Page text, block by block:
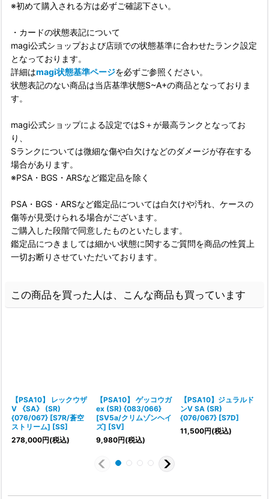
※初めて購入される方は必ずご確認下さい。
・カードの状態表記について
magi公式ショップおよび店頭での状態基準に合わせたランク設定
となっております。
詳細はmagi状態基準ページを必ずご参照ください。
状態表記のない商品は当店基準状態S~A+の商品となっておりま
す。
magi公式ショップによる設定ではS＋が最高ランクとなってお
り、
Sランクについては微細な傷や白欠けなどのダメージが存在する
場合があります。
※PSA・BGS・ARSなど鑑定品を除く
PSA・BGS・ARSなど鑑定品については白欠けや汚れ、ケースの
傷等が見受けられる場合がございます。
ご購入した段階で同意したものといたします。
鑑定品につきましては細かい状態に関するご質問を商品の性質上
一切お断りさせていただいております。
この商品を買った人は、こんな商品も買っています
【PSA10】 レックウザ
V 《SA》 (SR)
{076/067} [S7R/蒼空
ストリーム] [SS]
278,000円(税込)
【PSA10】 ゲッコウガ
ex (SR) {083/066}
[SV5a/クリムゾンヘイ
ズ] [SV]
9,980円(税込)
【PSA10】ジュラルド
ンV SA (SR)
{076/067} [S7D]
11,500円(税込)